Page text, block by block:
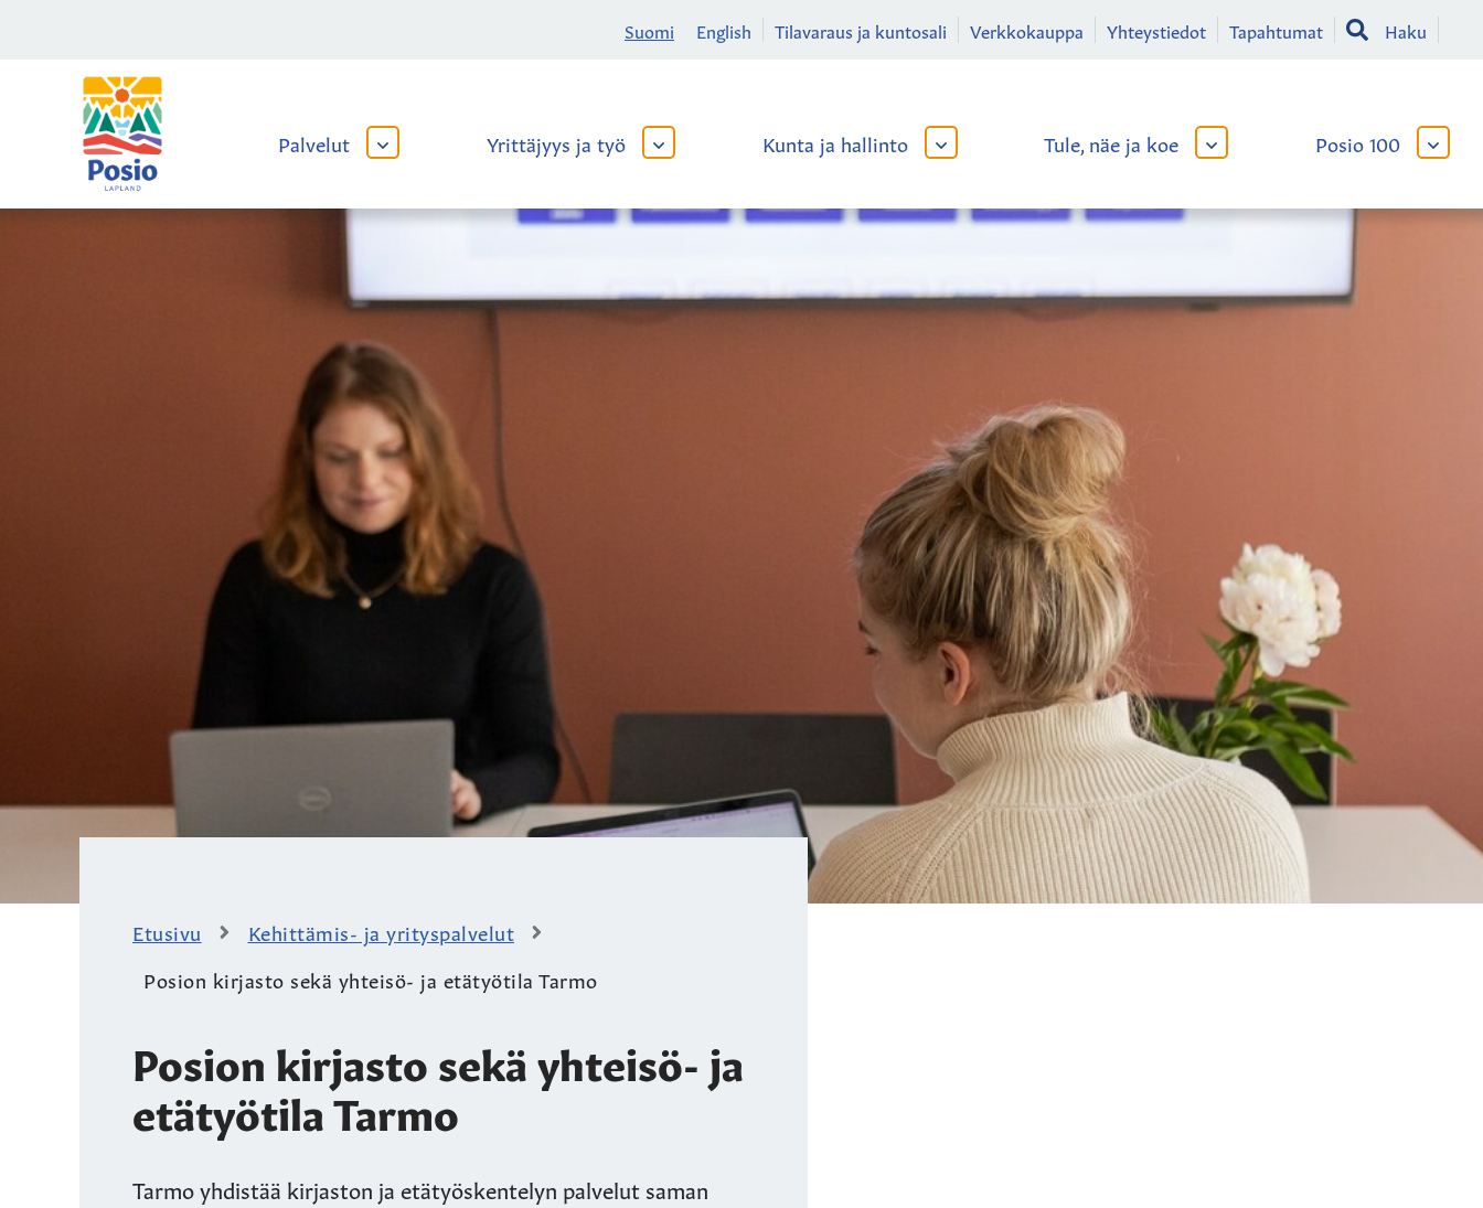
Suomi English Tilavaraus ja kuntosali Verkkokauppa Yhteystiedot Tapahtumat Haku
Kaupungin
logo
Palvelut
AVAA
ALAVALIKKO
Yrittäjyys ja työ
AVAA
ALAVALIKKO
Kunta ja hallinto
AVAA
ALAVALIKKO
Tule, näe ja koe
AVAA
ALAVALIKKO
Posio 100
AVAA
Etusivu
Kehittämis- ja yrityspalvelut
Posion kirjasto sekä yhteisö- ja etätyötila Tarmo
Posion kirjasto sekä yhteisö- ja
etätyötila Tarmo
Tarmo yhdistää kirjaston ja etätyöskentelyn palvelut saman